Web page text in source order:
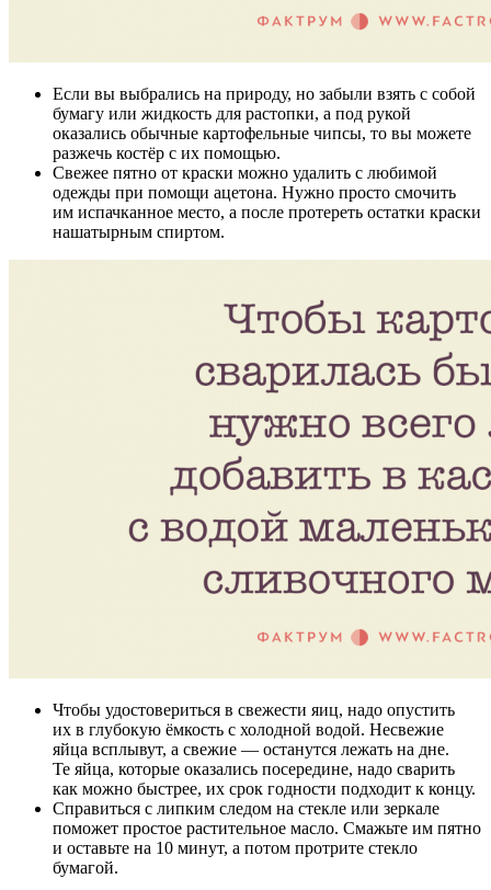
Если вы выбрались на природу, но забыли взять с собой
бумагу или жидкость для растопки, а под рукой
оказались обычные картофельные чипсы, то вы можете
разжечь костёр с их помощью.
Свежее пятно от краски можно удалить с любимой
одежды при помощи ацетона. Нужно просто смочить
им испачканное место, а после протереть остатки краски
нашатырным спиртом.
Чтобы удостовериться в свежести яиц, надо опустить
их в глубокую ёмкость с холодной водой. Несвежие
яйца всплывут, а свежие — останутся лежать на дне.
Те яйца, которые оказались посередине, надо сварить
как можно быстрее, их срок годности подходит к концу.
Справиться с липким следом на стекле или зеркале
поможет простое растительное масло. Смажьте им пятно
и оставьте на 10 минут, а потом протрите стекло
бумагой.